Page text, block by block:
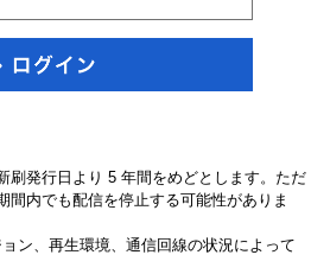
刷発行日より 5 年間をめどとします。ただ
間内でも配信を停止する可能性がありま
ン、再生環境、通信回線の状況によって